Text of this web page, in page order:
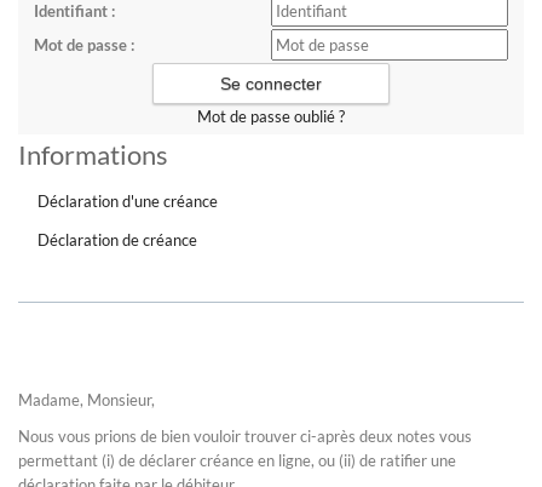
Identifiant :
Mot de passe :
Mot de passe oublié ?
Informations
Déclaration d'une créance
Déclaration de créance
Madame, Monsieur,
Nous vous prions de bien vouloir trouver ci-après deux notes vous
permettant (i) de déclarer créance en ligne, ou (ii) de ratifier une